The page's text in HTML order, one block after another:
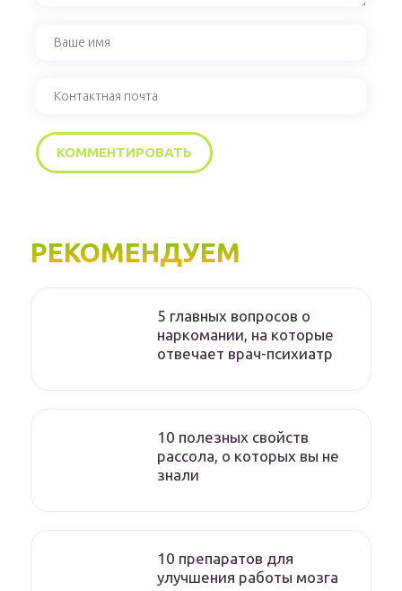
РЕКОМЕНДУЕМ
5 главных вопросов о
наркомании, на которые
отвечает врач-психиатр
10 полезных свойств
рассола, о которых вы не
знали
10 препаратов для
улучшения работы мозга